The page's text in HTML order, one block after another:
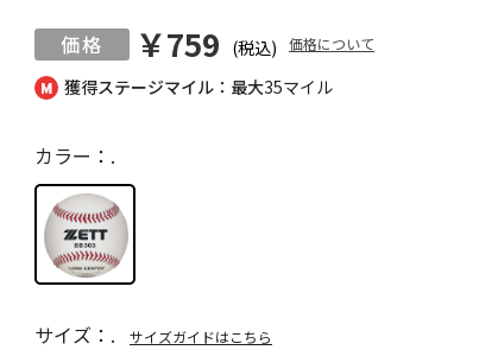
獲得ステージマイル：最大35マイル
￥759 (税込) 価格について
カラー：.
サイズ：. サイズガイドはこちら